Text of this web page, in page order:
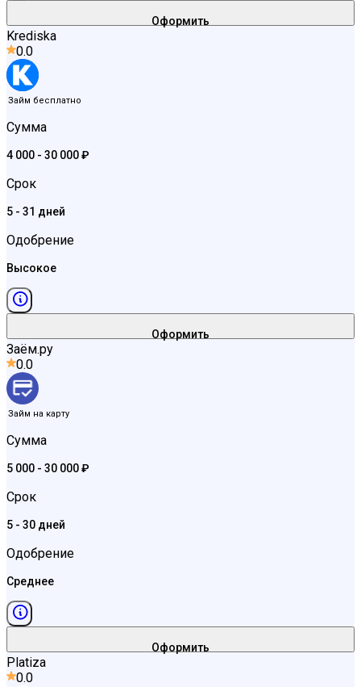
Оформить
Krediska
0.0
Займ бесплатно
Сумма
4 000 - 30 000 ₽
Срок
5 - 31 дней
Одобрение
Высокое
Оформить
Заём.ру
0.0
Займ на карту
Сумма
5 000 - 30 000 ₽
Срок
5 - 30 дней
Одобрение
Среднее
Оформить
Platiza
0.0